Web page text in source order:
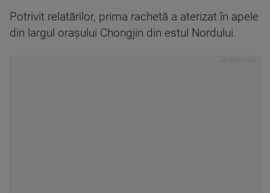
Potrivit relatărilor, prima rachetă a aterizat în apele
din largul oraşului Chongjin din estul Nordului.